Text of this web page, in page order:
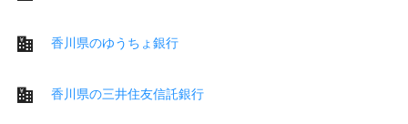
香川県のゆうちょ銀行
香川県の三井住友信託銀行